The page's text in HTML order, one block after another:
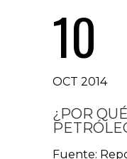
10
OCT 2014
¿POR
Fuente: